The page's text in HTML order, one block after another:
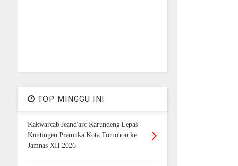
TOP MINGGU INI
Kakwarcab Jeand'arc Karundeng Lepas
Kontingen Pramuka Kota Tomohon ke
Jamnas XII 2026